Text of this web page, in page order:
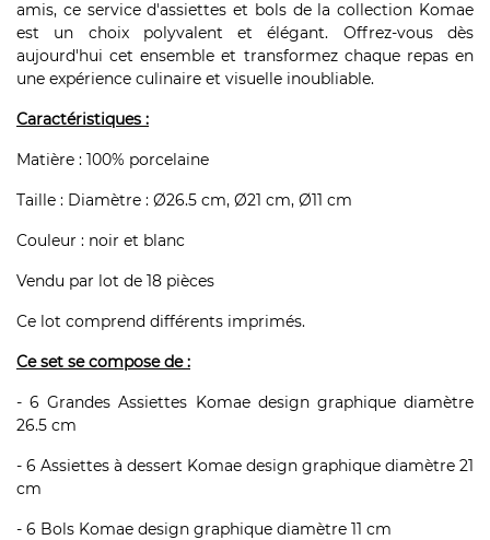
amis, ce service d'assiettes et bols de la collection Komae
est un choix polyvalent et élégant. Offrez-vous dès
aujourd'hui cet ensemble et transformez chaque repas en
une expérience culinaire et visuelle inoubliable.
Caractéristiques :
Matière : 100% porcelaine
Taille : Diamètre : Ø26.5 cm, Ø21 cm, Ø11 cm
Couleur : noir et blanc
Vendu par lot de 18 pièces
Ce lot comprend différents imprimés.
Ce set se compose de :
- 6 Grandes Assiettes Komae design graphique diamètre
26.5 cm
- 6 Assiettes à dessert Komae design graphique diamètre 21
cm
- 6 Bols Komae design graphique diamètre 11 cm